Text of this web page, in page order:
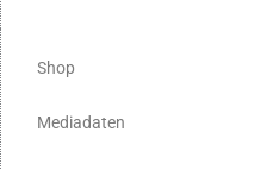
Shop
Mediadaten